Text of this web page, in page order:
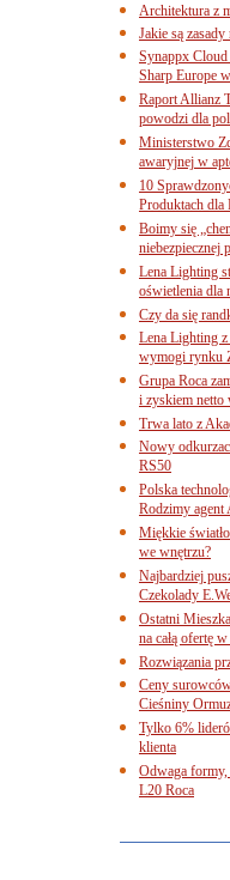
Architektura z
Jakie są
Synappx Cloud
Sharp Europe
Raport Allianz
powodzi dla
Ministerstwo
awaryjnej w
10
Produktach
Boimy się
niebezpiecznej
Lena Lighting
oświetlenia dla
Czy da się
Lena Lighting
wymogi rynku
Grupa Roca
i zyskiem
Trwa lato z
Nowy
RS50
Polska
Rodzimy
Miękkie
we wnętrzu?
Najbardziej
Czekolady
Ostatni
na całą ofertę
Rozwiązania
Ceny
Cieśniny
Tylko 6%
klienta
Odwaga
L20 Roca